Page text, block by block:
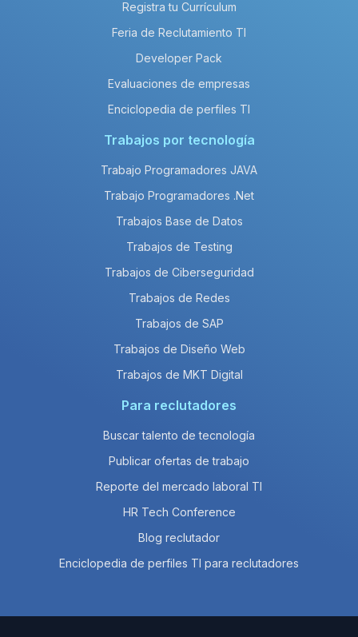
Registra tu Currículum
Feria de Reclutamiento TI
Developer Pack
Evaluaciones de empresas
Enciclopedia de perfiles TI
Trabajos por tecnología
Trabajo Programadores JAVA
Trabajo Programadores .Net
Trabajos Base de Datos
Trabajos de Testing
Trabajos de Ciberseguridad
Trabajos de Redes
Trabajos de SAP
Trabajos de Diseño Web
Trabajos de MKT Digital
Para reclutadores
Buscar talento de tecnología
Publicar ofertas de trabajo
Reporte del mercado laboral TI
HR Tech Conference
Blog reclutador
Enciclopedia de perfiles TI para reclutadores